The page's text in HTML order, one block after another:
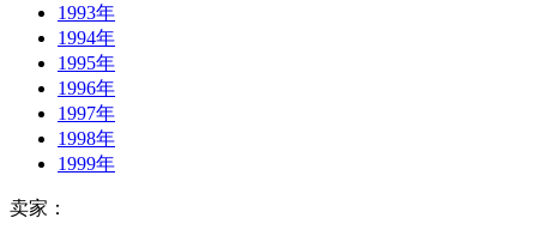
1993年
1994年
1995年
1996年
1997年
1998年
1999年
卖家：